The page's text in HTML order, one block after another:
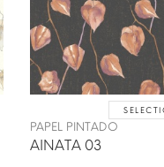
PAPEL PINTADO
AINATA 03